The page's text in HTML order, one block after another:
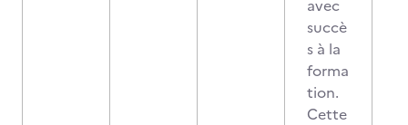
avec
succè
s à la
forma
tion.
Cette